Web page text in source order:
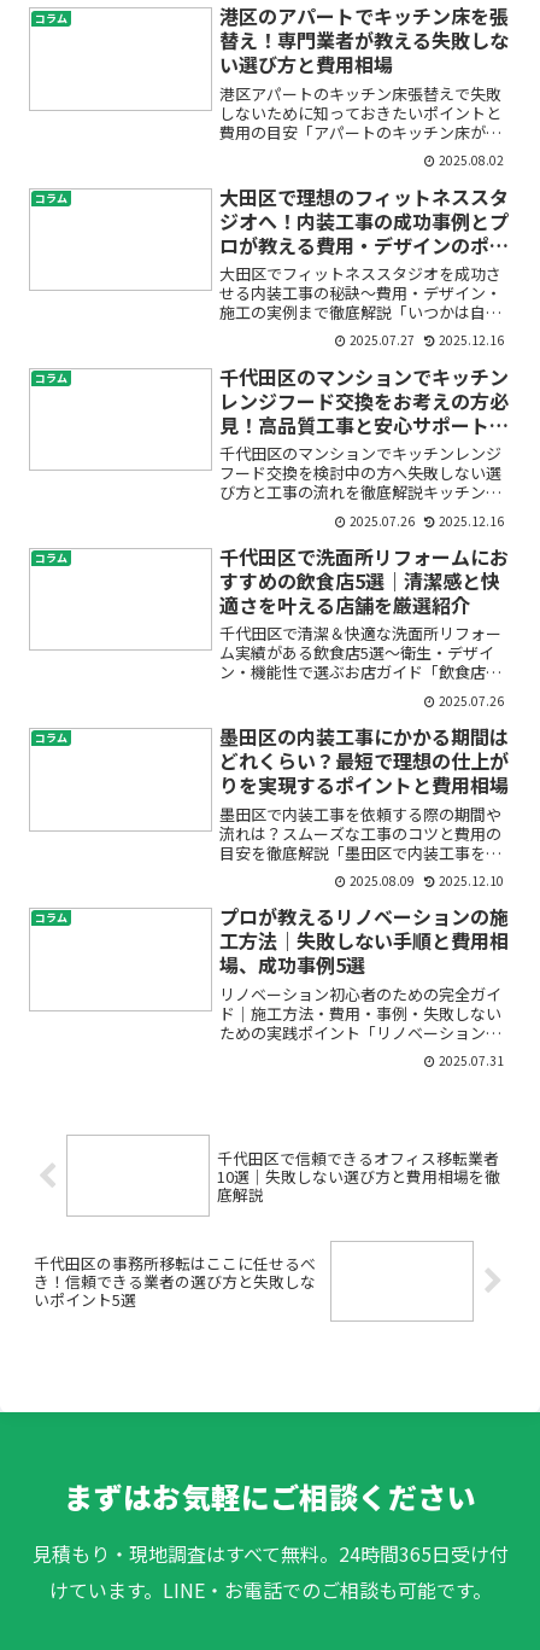
コラム
港区のアパートでキッチン床を張
替え！専門業者が教える失敗しな
い選び方と費用相場
港区アパートのキッチン床張替えで失敗
しないために知っておきたいポイントと
費用の目安「アパートのキッチン床が傷
んできたけど、どんな床材がいいの？」
「リフォーム費用はどれくらい？」「賃
貸だけど、DIYでやっても大丈夫？」港区
でアパートにお住まい...
2025.08.02
コラム
大田区で理想のフィットネススタ
ジオへ！内装工事の成功事例とプ
ロが教える費用・デザインのポイ
ント
大田区でフィットネススタジオを成功さ
せる内装工事の秘訣〜費用・デザイン・
施工の実例まで徹底解説「いつかは自分
のフィットネススタジオを持ちたい」
「大田区でパーソナルジムをリニューア
ルしたいけど、何から始めたらいい
の？」そんな不安や疑問をお持ち...
2025.07.27 2025.12.16
コラム
千代田区のマンションでキッチン
レンジフード交換をお考えの方必
見！高品質工事と安心サポートで
快適リフォーム
千代田区のマンションでキッチンレンジ
フード交換を検討中の方へ――失敗しない選
び方と工事の流れを徹底解説キッチンの
レンジフード（換気扇）が古くなった
り、吸い込みが悪くなってきたりして、
「そろそろ交換した方がいいのかな…」
「マンションだと工事が...
2025.07.26 2025.12.16
コラム
千代田区で洗面所リフォームにお
すすめの飲食店5選｜清潔感と快
適さを叶える店舗を厳選紹介
千代田区で清潔＆快適な洗面所リフォー
ム実績がある飲食店5選〜衛生・デザイ
ン・機能性で選ぶお店ガイド「飲食店選
びで意外と気になるのが“洗面所”」──
そんな経験はありませんか？特に千代田
区のようなビジネス街・観光地では、外
出時に立ち寄る飲食店の...
2025.07.26
コラム
墨田区の内装工事にかかる期間は
どれくらい？最短で理想の仕上が
りを実現するポイントと費用相場
墨田区で内装工事を依頼する際の期間や
流れは？スムーズな工事のコツと費用の
目安を徹底解説「墨田区で内装工事を考
えているけれど、どれくらいの期間がか
かるんだろう？」「工事のスケジュール
や費用、日数の目安が知りたい」——こ
のような疑問や不安を抱え...
2025.08.09 2025.12.10
コラム
プロが教えるリノベーションの施
工方法｜失敗しない手順と費用相
場、成功事例5選
リノベーション初心者のための完全ガイ
ド｜施工方法・費用・事例・失敗しない
ための実践ポイント「リノベーションを
考えているけれど、施工方法や費用が分
からず不安…」「DIYとプロ施工、どちら
2025.07.31
千代田区で信頼できるオフィス移転業者
10選｜失敗しない選び方と費用相場を徹
底解説
千代田区の事務所移転はここに任せるべ
き！信頼できる業者の選び方と失敗しな
いポイント5選
まずはお気軽にご相談ください
見積もり・現地調査はすべて無料。24時間365日受け付
けています。LINE・お電話でのご相談も可能です。